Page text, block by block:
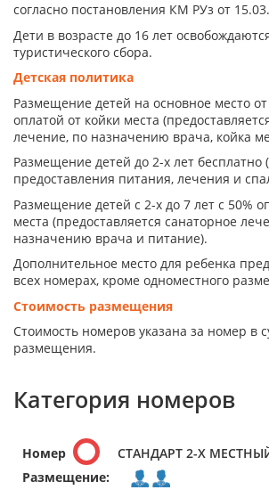
согласно постановления КМ РУз от
Дети в возрасте до 16 лет
туристического сбора.
Детская политика
Размещение детей на основное место от
оплатой от койки места
лечение, по назначению врача, койка
Размещение детей до 2-х лет бесплатно
предоставления питания, лечения и
Размещение детей с 2-х до 7 лет с 50%
места (предоставляется санаторное
назначению врача и питание).
Дополнительное место для ребенка
всех номерах, кроме одноместного
Стоимость размещения
Стоимость номеров указана за номер в
размещения.
Категория номеров
Номер
СТАНДАРТ 2-Х
Размещение: